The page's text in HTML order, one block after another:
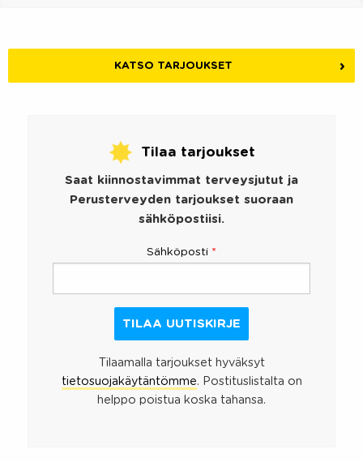
KATSO TARJOUKSET
Tilaa tarjoukset
Saat kiinnostavimmat terveysjutut ja
Perusterveyden tarjoukset suoraan
sähköpostiisi.
Sähköposti *
Tilaamalla tarjoukset hyväksyt
tietosuojakäytäntömme. Postituslistalta on
helppo poistua koska tahansa.